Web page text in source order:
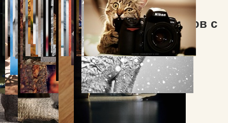
Бонус - Топ 10 милых моментов с
котЭ